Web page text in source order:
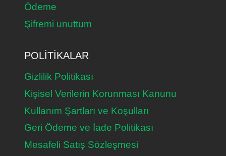
Ödeme
Şifremi unuttum
POLITIKALAR
Gizlilik Politikası
Kişisel Verilerin Korunması Kanunu
Kullanım Şartları ve Koşulları
Geri Ödeme ve İade Politikası
Mesafeli Satış Sözleşmesi